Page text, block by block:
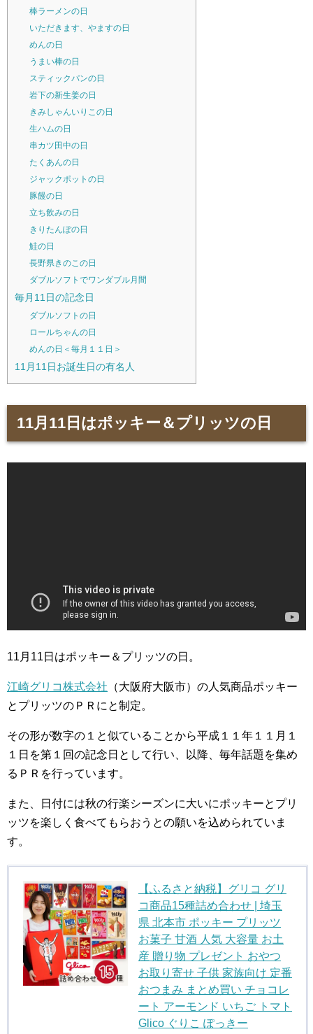
棒ラーメンの日
いただきます、やますの日
めんの日
うまい棒の日
スティックパンの日
岩下の新生姜の日
きみしゃんいりこの日
生ハムの日
串カツ田中の日
たくあんの日
ジャックポットの日
豚饅の日
立ち飲みの日
きりたんぽの日
鮭の日
長野県きのこの日
ダブルソフトでワンダブル月間
毎月11日の記念日
ダブルソフトの日
ロールちゃんの日
めんの日＜毎月１１日＞
11月11日お誕生日の有名人
11月11日はポッキー＆プリッツの日
11月11日はポッキー＆プリッツの日。
江崎グリコ株式会社 （大阪府大阪市）の人気商品ポッキー
とプリッツのＰＲにと制定。
その形が数字の１と似ていることから平成１１年１１月１
１日を第１回の記念日として行い、以降、毎年話題を集め
るＰＲを行っています。
また、日付には秋の行楽シーズンに大いにポッキーとプリ
ッツを楽しく食べてもらおうとの願いを込められていま
す。
【ふるさと納税】グリコ グリ
コ商品15種詰め合わせ | 埼玉
県 北本市 ポッキー プリッツ
お菓子 甘酒 人気 大容量 お土
産 贈り物 プレゼント おやつ
お取り寄せ 子供 家族向け 定番
おつまみ まとめ買い チョコレ
ート アーモンド いちご トマト
Glico ぐりこ ぽっきー